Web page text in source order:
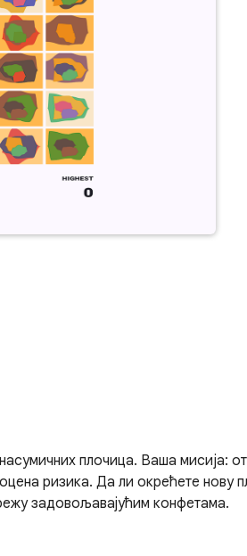
плочица. Ваша мисија:
ризика. Да ли окрећете нову
задовољавајућим конфетама.